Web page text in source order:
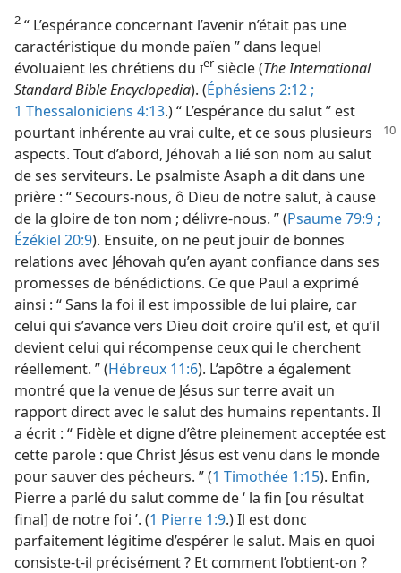
2 “ L’espérance concernant l’avenir n’était pas une
caractéristique du monde païen ” dans lequel
évoluaient les chrétiens du Ier siècle (The International
Standard Bible Encyclopedia). (Éphésiens 2:12 ;
1 Thessaloniciens 4:13.) “ L’espérance du salut ” est
pourtant inhérenteau vrai culte, et ce sous plusieurs
aspects. Tout d’abord, Jéhovah a lié son nom au salut
de ses serviteurs. Le psalmiste Asaph a dit dans une
prière : “ Secours-​nous, ô Dieu de notre salut, à cause
de la gloire de ton nom ; délivre-​nous. ” (Psaume 79:9 ;
Ézékiel 20:9). Ensuite, on ne peut jouir de bonnes
relations avec Jéhovah qu’en ayant confiance dans ses
promesses de bénédictions. Ce que Paul a exprimé
ainsi : “ Sans la foi il est impossible de lui plaire, car
celui qui s’avance vers Dieu doit croire qu’il est, et qu’il
devient celui qui récompense ceux qui le cherchent
réellement. ” (Hébreux 11:6). L’apôtre a également
montré que la venue de Jésus sur terre avait un
rapport direct avec le salut des humains repentants. Il
a écrit : “ Fidèle et digne d’être pleinement acceptée est
cette parole : que Christ Jésus est venu dans le monde
pour sauver des pécheurs. ” (1 Timothée 1:15). Enfin,
Pierre a parlé du salut comme de ‘ la fin [ou résultat
final] de notre foi ’. (1 Pierre 1:9.) Il est donc
parfaitement légitime d’espérer le salut. Mais en quoi
consiste-​t-​il précisément ? Et comment l’obtient-​on ?